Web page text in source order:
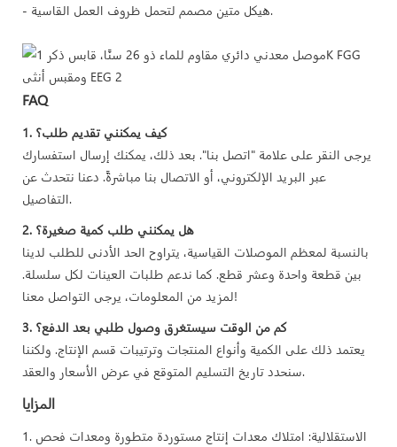
- هيكل متين مصمم لتحمل ظروف العمل القاسية.
FAQ
1. كيف يمكنني تقديم طلب؟
يرجى النقر على علامة "اتصل بنا". بعد ذلك، يمكنك إرسال استفسارك
عبر البريد الإلكتروني، أو الاتصال بنا مباشرةً. دعنا نتحدث عن
التفاصيل.
2. هل يمكنني طلب كمية صغيرة؟
بالنسبة لمعظم الموصلات القياسية، يتراوح الحد الأدنى للطلب لدينا
بين قطعة واحدة وعشر قطع. كما ندعم طلبات العينات لكل سلسلة.
لمزيد من المعلومات، يرجى التواصل معنا!
3. كم من الوقت سيستغرق وصول طلبي بعد الدفع؟
يعتمد ذلك على الكمية وأنواع المنتجات وترتيبات قسم الإنتاج. ولكننا
سنحدد تاريخ التسليم المتوقع في عرض الأسعار والعقد.
المزايا
1. الاستقلالية: امتلاك معدات إنتاج مستوردة متطورة ومعدات فحص